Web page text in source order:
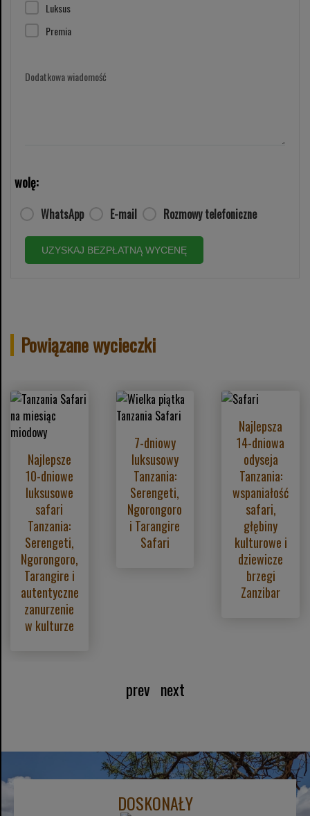
Luksus
Premia
Dodatkowa wiadomość
wolę:
WhatsApp E-mail Rozmowy telefoniczne
UZYSKAJ BEZPŁATNĄ WYCENĘ
Powiązane wycieczki
Najlepsze
10-dniowe
luksusowe
safari
Tanzania:
Serengeti,
Ngorongoro,
Tarangire i
autentyczne
zanurzenie
w kulturze
7-dniowy
luksusowy
Tanzania:
Serengeti,
Ngorongoro
i Tarangire
Safari
Najlepsza
14-dniowa
odyseja
Tanzania:
wspaniałość
safari,
głębiny
kulturowe i
dziewicze
brzegi
Zanzibar
prev next
DOSKONAŁY